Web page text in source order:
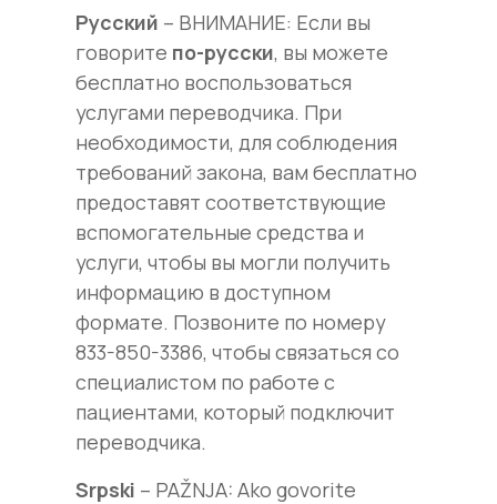
Русский – ВНИМАНИЕ: Если вы
говорите по-русски, вы можете
бесплатно воспользоваться
услугами переводчика. При
необходимости, для соблюдения
требований закона, вам бесплатно
предоставят соответствующие
вспомогательные средства и
услуги, чтобы вы могли получить
информацию в доступном
формате. Позвоните по номеру
833-850-3386, чтобы связаться со
специалистом по работе с
пациентами, который подключит
переводчика.
Srpski – PAŽNJA: Ako govorite